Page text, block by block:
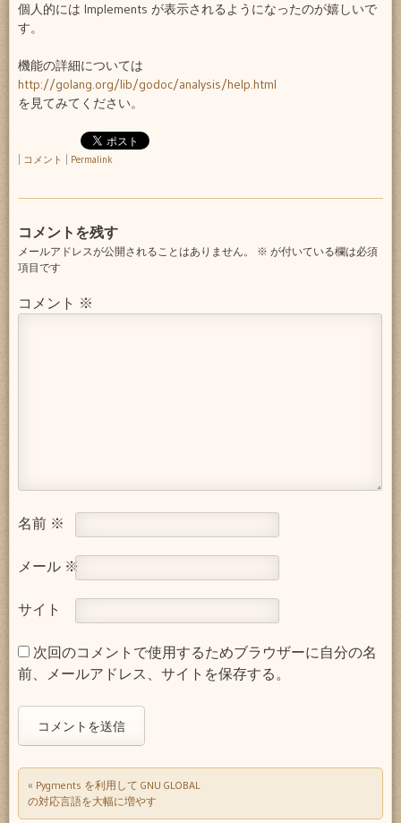
個人的には Implements が表示されるようになったのが嬉しいで
す。
機能の詳細については
http://golang.org/lib/godoc/analysis/help.html
を見てみてください。
コメント Permalink
コメントを残す
メールアドレスが公開されることはありません。 ※ が付いている欄は必須
項目です
コメント ※
名前 ※
メール ※
サイト
次回のコメントで使用するためブラウザーに自分の名
前、メールアドレス、サイトを保存する。
Post navigation
« Pygments を利用して GNU GLOBAL
の対応言語を大幅に増やす